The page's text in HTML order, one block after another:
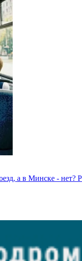
а в Минске - нет?